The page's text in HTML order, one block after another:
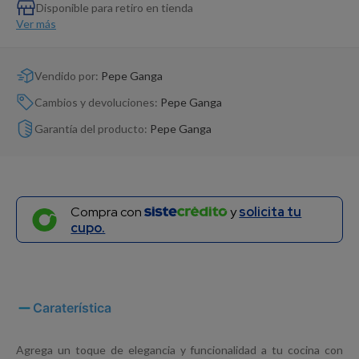
Disponible para retiro en tienda
Ver más
Vendido por: Pepe Ganga
Cambios y devoluciones: Pepe Ganga
Garantía del producto: Pepe Ganga
Compra con ysolicita tu
cupo.
Caraterística
Agrega un toque de elegancia y funcionalidad a tu cocina con
Dinosaurio Juguete